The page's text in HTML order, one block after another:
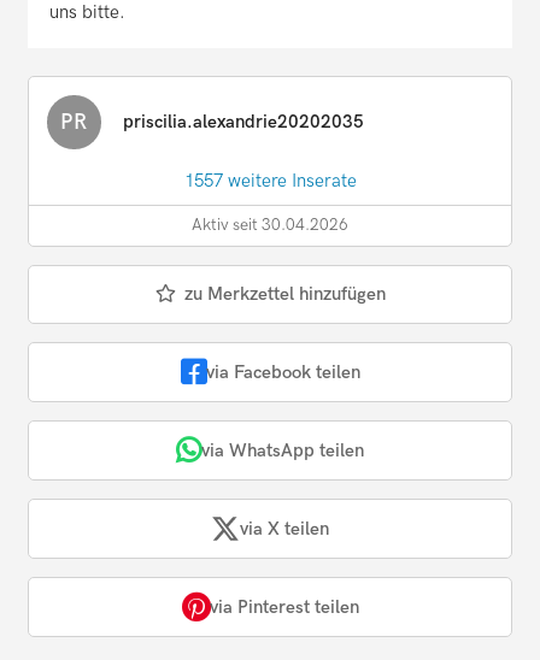
uns bitte.
PR priscilia.alexandrie20202035
1557 weitere Inserate
Aktiv seit 30.04.2026
zu Merkzettel hinzufügen
via Facebook teilen
via WhatsApp teilen
via X teilen
via Pinterest teilen